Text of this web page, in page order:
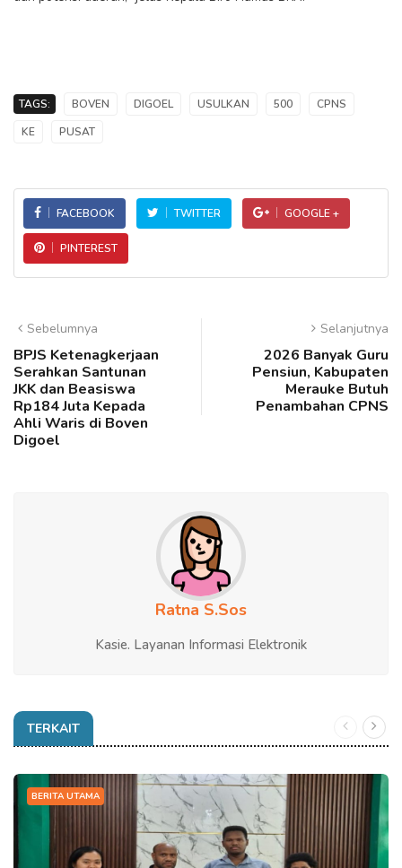
TAGS: BOVEN DIGOEL USULKAN 500
CPNS
KE
PUSAT
FACEBOOK TWITTER GOOGLE +
PINTEREST
Sebelumnya
BPJS Ketenagkerjaan
Serahkan Santunan
JKK dan Beasiswa
Rp184 Juta Kepada
Ahli Waris di Boven
Digoel
Selanjutnya
2026 Banyak Guru
Pensiun, Kabupaten
Merauke Butuh
Penambahan CPNS
Ratna S.Sos
Kasie. Layanan Informasi Elektronik
TERKAIT
BERITA UTAMA